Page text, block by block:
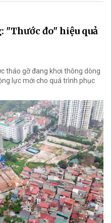
"Thước đo" hiệu quả
tháo gỡ đang khơi thông dòng
lực mới cho quá trình phục